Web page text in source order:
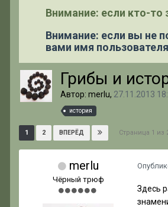
Внимание: если кто-то
Внимание: если вы не
вами имя
Грибы и
Автор: merlu, 27.11.2013
история
1 2 ВПЕРЁД Страница 1 из
merlu
Чёрный трюф
Здесь